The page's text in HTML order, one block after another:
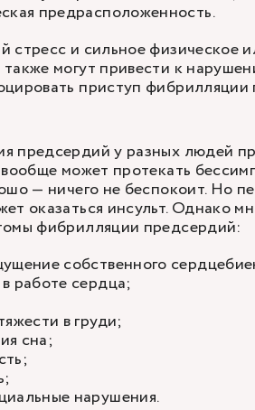
предрасположенность.
стресс и сильное физическое
могут привести к
приступ
предсердий у разных людей
может протекать
— ничего не беспокоит. Но
оказаться инсульт. Однако
фибрилляции предсердий:
собственного
работе сердца;
в груди;
сна;
нарушения.